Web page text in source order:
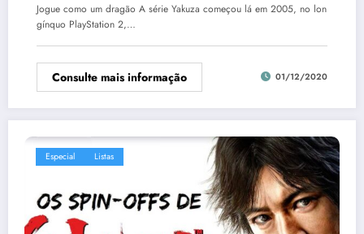
Jogue como um dragão A série Yakuza começou lá em 2005, no lon
gínquo PlayStation 2,…
Consulte mais informação 01/12/2020
Especial Listas